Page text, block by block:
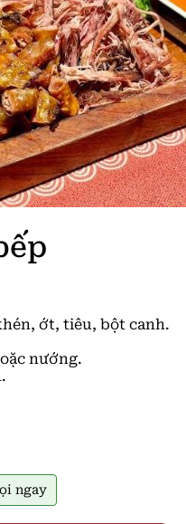
ớt, tiêu, bột canh.
nướng.
ngay